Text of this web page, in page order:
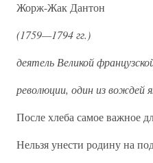
Жорж-Жак Дантон
(1759—1794 гг.)
деятель Великой
революции, один из вождей
После хлеба самое важное
Нельзя унести родину на